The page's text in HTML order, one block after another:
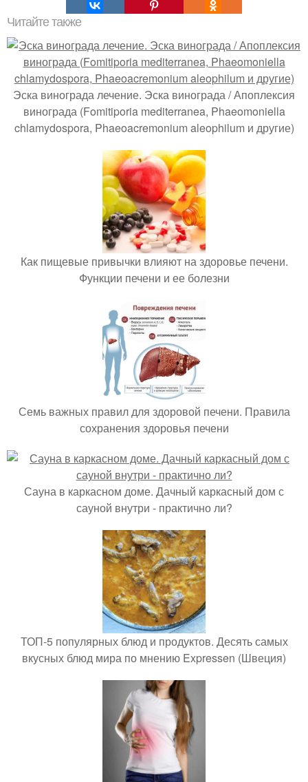
Читайте также
Эска винограда лечение. Эска винограда / Апоплексия
винограда (Fomitiporia mediterranea, Phaeomoniella
chlamydospora, Phaeoacremonium aleophilum и другие)
Как пищевые привычки влияют на здоровье печени.
Функции печени и ее болезни
Семь важных правил для здоровой печени. Правила
сохранения здоровья печени
Сауна в каркасном доме. Дачный каркасный дом с
сауной внутри - практично ли?
ТОП-5 популярных блюд и продуктов. Десять самых
вкусных блюд мира по мнению Expressen (Швеция)